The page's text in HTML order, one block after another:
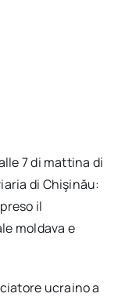
7 di mattina di
di Chişinău:
il
moldava e
ucraino a